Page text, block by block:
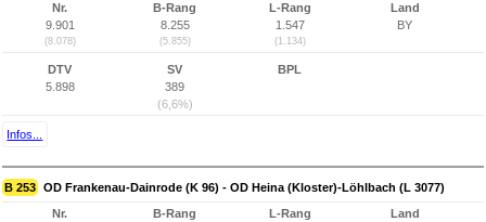
Nr.
9.901
(8.078)
B-Rang
8.255
(5.855)
L-Rang
1.547
(1.134)
Land
BY
DTV
5.898
SV
389
(6,6%)
BPL
Infos...
B 253 OD Frankenau-Dainrode (K 96) - OD Heina (Kloster)-Löhlbach (L 3077)
Nr.
B-Rang
L-Rang
Land